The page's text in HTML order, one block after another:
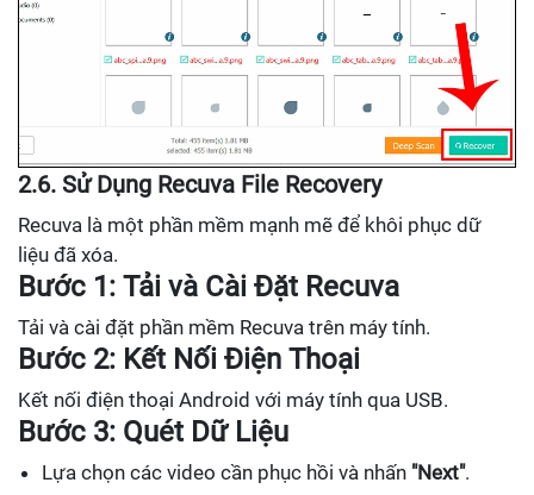
2.6. Sử Dụng Recuva File Recovery
Recuva là một phần mềm mạnh mẽ để khôi phục dữ
liệu đã xóa.
Bước 1: Tải và Cài Đặt Recuva
Tải và cài đặt phần mềm Recuva trên máy tính.
Bước 2: Kết Nối Điện Thoại
Kết nối điện thoại Android với máy tính qua USB.
Bước 3: Quét Dữ Liệu
Lựa chọn các video cần phục hồi và nhấn "Next".